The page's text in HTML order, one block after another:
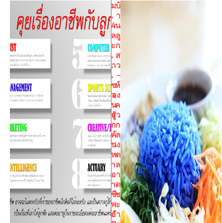
ม
.
4
ล
ะ
.
.
.
ช
ว
น
ลู
ก
ค้
น
ห
า
อ
า
ชี
พ
กั
บ้
า
น
ลู
ก
ส
าว
–
ห้
อง
ค
รัว
ก
ล
าง
ต
ล
า
ด
ช
ะ
อำ